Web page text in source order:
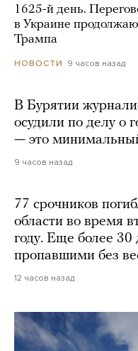
1625-й день.
в Украине
Трампа
НОВОСТИ 9 часов назад
В Бурятии
осудили по делу о
— это
9 часов назад
77 срочников
области во время
году. Еще более 30
пропавшими без
12 часов назад